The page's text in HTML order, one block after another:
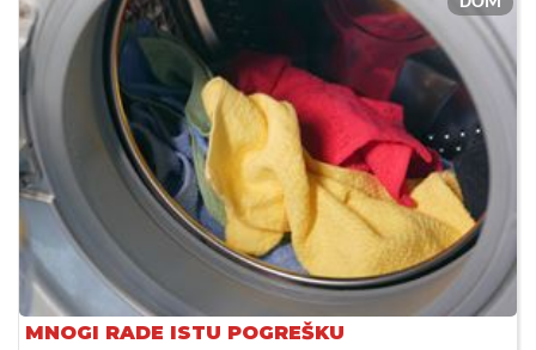
MNOGI RADE ISTU POGREŠKU